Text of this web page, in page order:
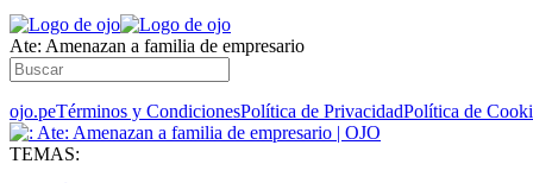
Ate: Amenazan a familia de empresario
ojo.peTérminos y CondicionesPolítica de PrivacidadPolítica de
TEMAS: